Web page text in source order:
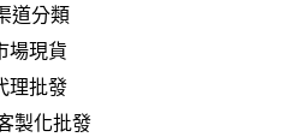
道分類
場現貨
理批發
製化批發